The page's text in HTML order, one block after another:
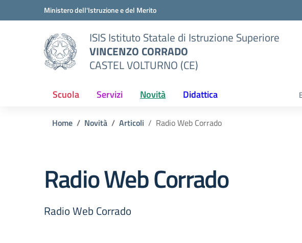
Vai ai contenuti
Vai al menu di navigazioneMinistero dell'Istruzione e del Merito
ISIS Istituto Statale di Istruzione Superiore
VINCENZO CORRADO
CASTEL VOLTURNO (CE)
Scuola Servizi Novità Didattica
Home Novità Articoli Radio Web Corrado
Radio Web Corrado
Radio Web Corrado